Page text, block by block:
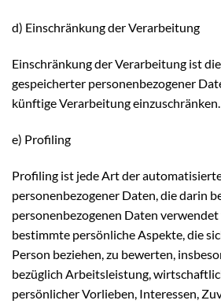
d) Einschränkung der Verarbeitung
Einschränkung der Verarbeitung ist
gespeicherter personenbezogener
künftige Verarbeitung einzuschränken.
e) Profiling
Profiling ist jede Art der
personenbezogener Daten, die darin
personenbezogenen Daten
bestimmte persönliche Aspekte, die
Person beziehen, zu bewerten,
bezüglich Arbeitsleistung,
persönlicher Vorlieben, Interessen,